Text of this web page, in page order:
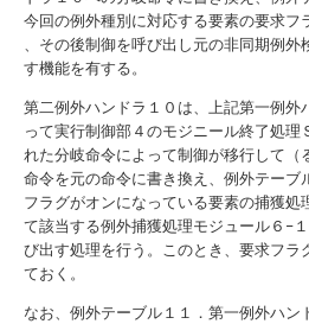
今回の例外種別に対応する要素の要求フ
、その後制御を呼び出し元の非同期例外
す機能を有する。
第二例外ハンドラ１０は、上記第一例外
って実行制御部４のモジニール終了処理
れた分岐命令によって制御が移行して（
命令を元の命令に書き換え、例外テーブ
フラグがオンになっている要素の捕獲処
て該当する例外捕獲処理モジュール６−
び出す処理を行う。このとき、要求フラ
ておく。
なお、例外テーブル１１．第一例外ハン